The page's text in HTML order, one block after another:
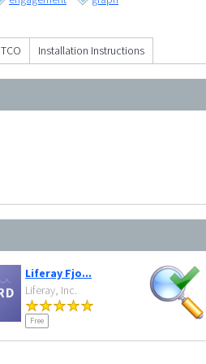
TCO Installation Instructions
Liferay Fjo...
Liferay, Inc.
Free